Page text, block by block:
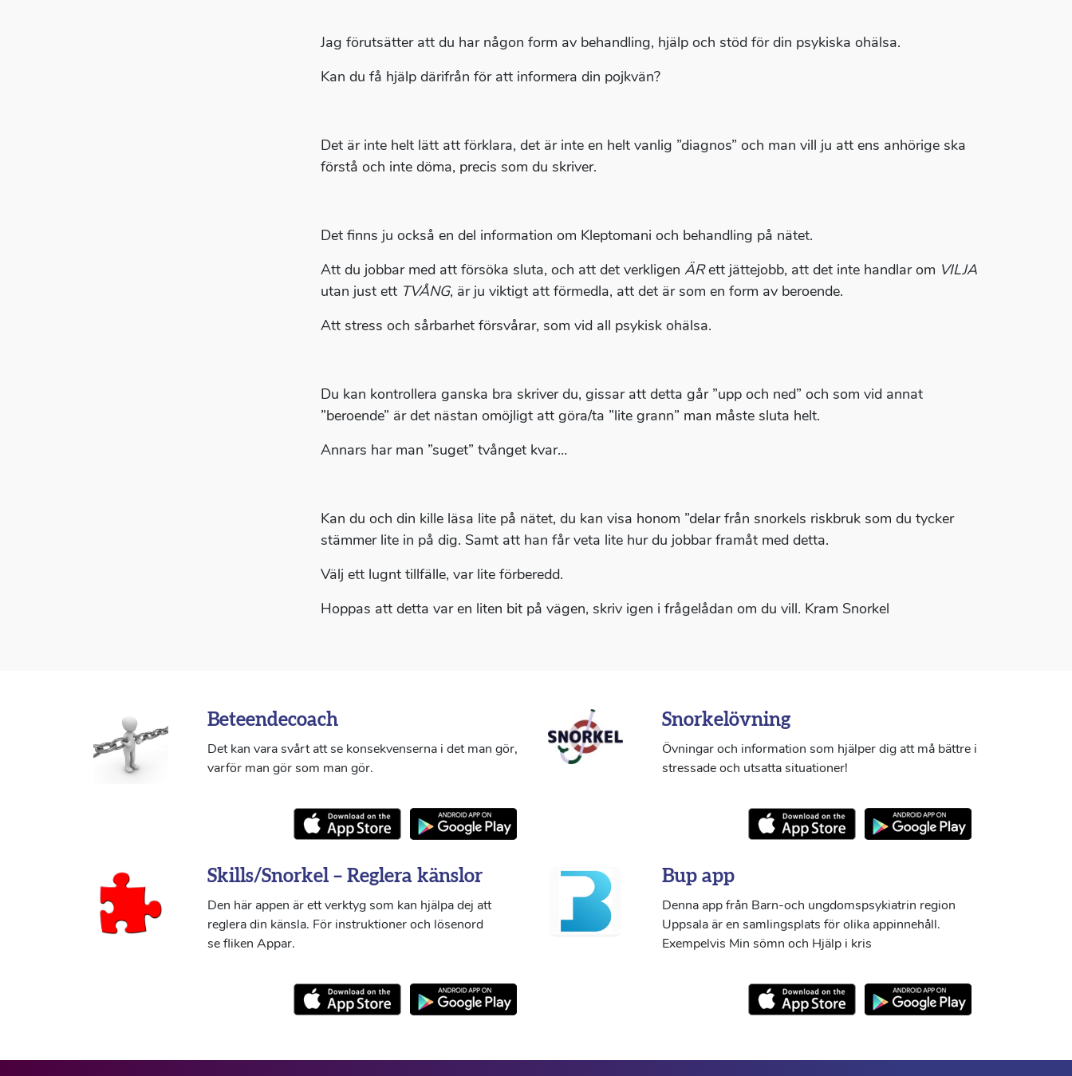
Jag förutsätter att du har någon form av behandling, hjälp och stöd för din psykiska ohälsa.
Kan du få hjälp därifrån för att informera din pojkvän?
Det är inte helt lätt att förklara, det är inte en helt vanlig ”diagnos” och man vill ju att ens anhörige ska
förstå och inte döma, precis som du skriver.
Det finns ju också en del information om Kleptomani och behandling på nätet.
Att du jobbar med att försöka sluta, och att det verkligen ÄRett jättejobb, att det inte handlar om VILJA
utan just ett TVÅNG, är ju viktigt att förmedla, att det är som en form av beroende.
Att stress och sårbarhet försvårar, som vid all psykisk ohälsa.
Du kan kontrollera ganska bra skriver du, gissar att detta går ”upp och ned” och som vid annat
”beroende” är det nästan omöjligt att göra/ta ”lite grann” man måste sluta helt.
Annars har man ”suget” tvånget kvar…
Kan du och din kille läsa lite på nätet, du kan visa honom ”delar från snorkels riskbruk som du tycker
stämmer lite in på dig. Samt att han får veta lite hur du jobbar framåt med detta.
Välj ett lugnt tillfälle, var lite förberedd.
Hoppas att detta var en liten bit på vägen, skriv igen i frågelådan om du vill. Kram Snorkel
Beteendecoach
Det kan vara svårt att se konsekvenserna i det man gör,
varför man gör som man gör.
Snorkelövning
Övningar och information som hjälper dig att må bättre i
stressade och utsatta situationer!
Skills/Snorkel – Reglera känslor
Den här appen är ett verktyg som kan hjälpa dej att
reglera din känsla. För instruktioner och lösenord
se fliken Appar.
Bup app
Denna app från Barn-och ungdomspsykiatrin region
Uppsala är en samlingsplats för olika appinnehåll.
Exempelvis Min sömn och Hjälp i kris